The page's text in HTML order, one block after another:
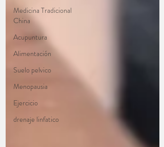
Medicina Tradicional
China
Acupuntura
Alimentación
Suelo pelvico
Menopausia
Ejercicio
drenaje linfatico